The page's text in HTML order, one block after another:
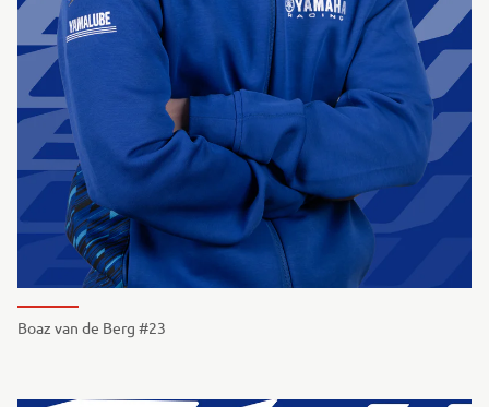
Boaz van de Berg #23